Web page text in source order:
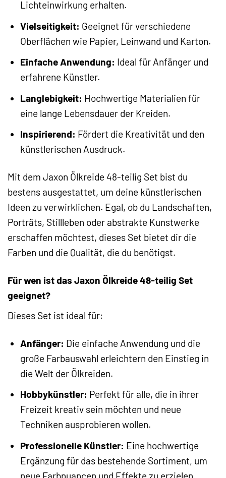
Lichteinwirkung erhalten.
Vielseitigkeit: Geeignet für verschiedene
Oberflächen wie Papier, Leinwand und Karton.
Einfache Anwendung: Ideal für Anfänger und
erfahrene Künstler.
Langlebigkeit: Hochwertige Materialien für
eine lange Lebensdauer der Kreiden.
Inspirierend: Fördert die Kreativität und den
künstlerischen Ausdruck.
Mit dem Jaxon Ölkreide 48-teilig Set bist du
bestens ausgestattet, um deine künstlerischen
Ideen zu verwirklichen. Egal, ob du Landschaften,
Porträts, Stillleben oder abstrakte Kunstwerke
erschaffen möchtest, dieses Set bietet dir die
Farben und die Qualität, die du benötigst.
Für wen ist das Jaxon Ölkreide 48-teilig Set
geeignet?
Dieses Set ist ideal für:
Anfänger: Die einfache Anwendung und die
große Farbauswahl erleichtern den Einstieg in
die Welt der Ölkreiden.
Hobbykünstler: Perfekt für alle, die in ihrer
Freizeit kreativ sein möchten und neue
Techniken ausprobieren wollen.
Professionelle Künstler: Eine hochwertige
Ergänzung für das bestehende Sortiment, um